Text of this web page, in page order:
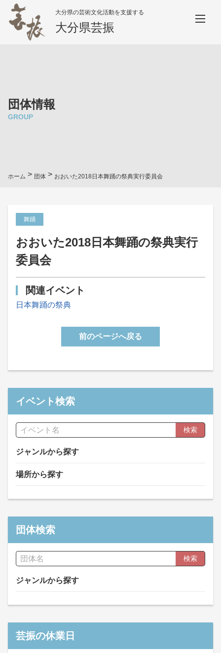
大分県の芸術文化活動を支援する
大分県芸振
団体情報
GROUP
ホーム > 団体 > おおいた2018日本舞踊の祭典実行委員会
舞踊
おおいた2018日本舞踊の祭典実行
委員会
関連イベント
日本舞踊の祭典
前のページへ戻る
イベント検索
検索
ジャンルから探す
場所から探す
団体検索
検索
ジャンルから探す
芸振の休業日